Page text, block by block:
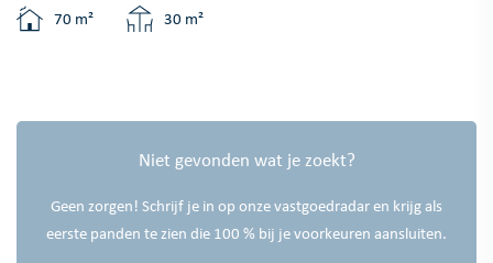
70 m²
30 m²
Niet gevonden wat je zoekt?
Geen zorgen! Schrijf je in op onze vastgoedradar en krijg als
eerste panden te zien die 100 % bij je voorkeuren aansluiten.